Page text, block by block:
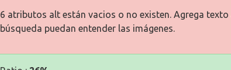
6 atributos alt están vacios o no existen. Agrega
búsqueda puedan entender las imágenes.